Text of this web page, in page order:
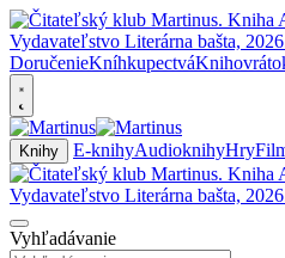
DoručenieKníhkupectvá
Knihy E-knihyAudioknihyHry
Vyhľadávanie